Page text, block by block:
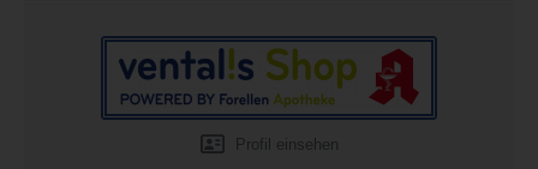
Profil einsehen